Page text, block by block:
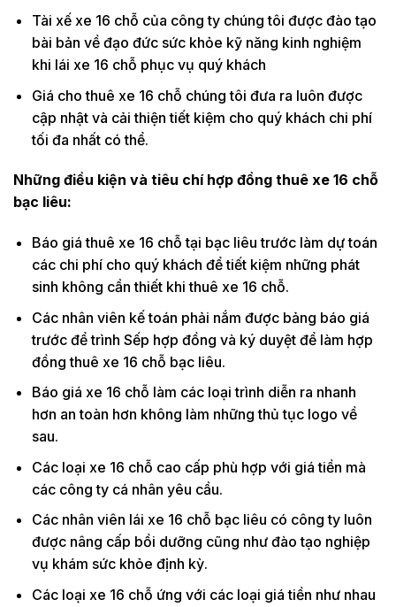
Tài xế xe 16 chỗ của công ty chúng tôi được đào tạo
bài bản về đạo đức sức khỏe kỹ năng kinh nghiệm
khi lái xe 16 chỗ phục vụ quý khách
Giá cho thuê xe 16 chỗ chúng tôi đưa ra luôn được
cập nhật và cải thiện tiết kiệm cho quý khách chi phí
tối đa nhất có thể.
Những điều kiện và tiêu chí hợp đồng thuê xe 16 chỗ
bạc liêu:
Báo giá thuê xe 16 chỗ tại bạc liêu trước làm dự toán
các chi phí cho quý khách để tiết kiệm những phát
sinh không cần thiết khi thuê xe 16 chỗ.
Các nhân viên kế toán phải nắm được bảng báo giá
trước để trình Sếp hợp đồng và ký duyệt để làm hợp
đồng thuê xe 16 chỗ bạc liêu.
Báo giá xe 16 chỗ làm các loại trình diễn ra nhanh
hơn an toàn hơn không làm những thủ tục logo về
sau.
Các loại xe 16 chỗ cao cấp phù hợp với giá tiền mà
các công ty cá nhân yêu cầu.
Các nhân viên lái xe 16 chỗ bạc liêu có công ty luôn
được nâng cấp bồi dưỡng cũng như đào tạo nghiệp
vụ khám sức khỏe định kỳ.
Các loại xe 16 chỗ ứng với các loại giá tiền như nhau